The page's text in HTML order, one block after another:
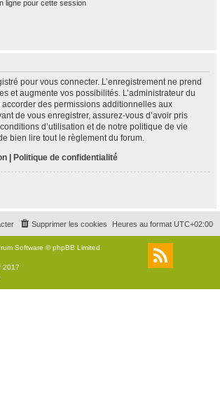
ligne pour cette session
pour vous connecter. L’enregistrement ne prend
et augmente vos possibilités. L’administrateur du
des permissions additionnelles aux
de vous enregistrer, assurez-vous d’avoir pris
d’utilisation et de notre politique de vie
bien lire tout le règlement du forum.
| Politique de confidentialité
Heures au format UTC+02:00
Supprimer les cookies
Software © phpBB Limited
2017